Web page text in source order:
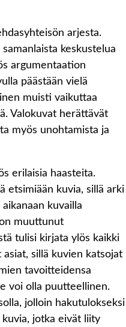
arjesta.
keskustelua
argumentaation
päästään vielä
muisti vaikuttaa
Valokuvat herättävät
myös unohtamista ja
erilaisia haasteita.
etsimiään kuvia, sillä arki
kuvailla
muuttunut
tulisi kirjata ylös kaikki
sillä kuvien katsojat
tavoitteidensa
voi olla puutteellinen.
jolloin hakutulokseksi
jotka eivät liity